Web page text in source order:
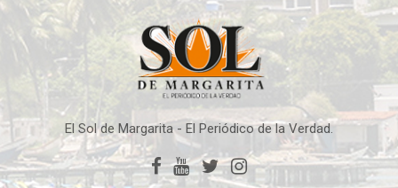
El Sol de Margarita - El Periódico de la Verdad.